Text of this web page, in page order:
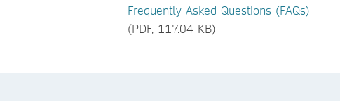
Frequently Asked Questions (FAQs)
(PDF, 117.04 KB)